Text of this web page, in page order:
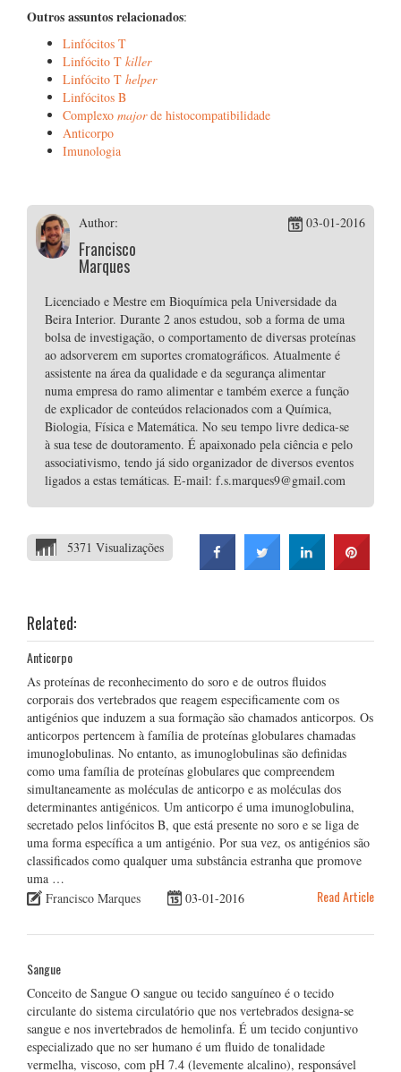
Outros assuntos relacionados:
Linfócitos T
Linfócito T killer
Linfócito T helper
Linfócitos B
Complexo majorde histocompatibilidade
Anticorpo
Imunologia
Author:
Francisco
Marques
03-01-2016
Licenciado e Mestre em Bioquímica pela Universidade da
Beira Interior. Durante 2 anos estudou, sob a forma de uma
bolsa de investigação, o comportamento de diversas proteínas
ao adsorverem em suportes cromatográficos. Atualmente é
assistente na área da qualidade e da segurança alimentar
numa empresa do ramo alimentar e também exerce a função
de explicador de conteúdos relacionados com a Química,
Biologia, Física e Matemática. No seu tempo livre dedica-se
à sua tese de doutoramento. É apaixonado pela ciência e pelo
associativismo, tendo já sido organizador de diversos eventos
ligados a estas temáticas. E-mail: f.s.marques9@gmail.com
5371 Visualizações
Related:
Anticorpo
As proteínas de reconhecimento do soro e de outros fluidos
corporais dos vertebrados que reagem especificamente com os
antigénios que induzem a sua formação são chamados anticorpos. Os
anticorpos pertencem à família de proteínas globulares chamadas
imunoglobulinas. No entanto, as imunoglobulinas são definidas
como uma família de proteínas globulares que compreendem
simultaneamente as moléculas de anticorpo e as moléculas dos
determinantes antigénicos. Um anticorpo é uma imunoglobulina,
secretado pelos linfócitos B, que está presente no soro e se liga de
uma forma específica a um antigénio. Por sua vez, os antigénios são
classificados como qualquer uma substância estranha que promove
uma …
Francisco Marques
03-01-2016 Read Article
Sangue
Conceito de Sangue O sangue ou tecido sanguíneo é o tecido
circulante do sistema circulatório que nos vertebrados designa-se
sangue e nos invertebrados de hemolinfa. É um tecido conjuntivo
especializado que no ser humano é um fluido de tonalidade
vermelha, viscoso, com pH 7.4 (levemente alcalino), responsável